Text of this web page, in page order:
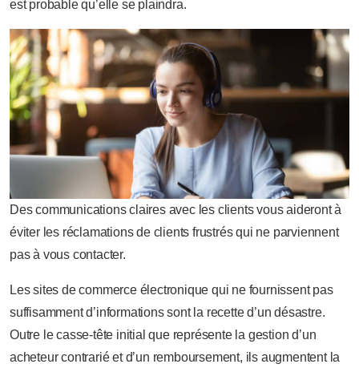
est probable qu’elle se plaindra.
Des communications claires avec les clients vous aideront à
éviter les réclamations de clients frustrés qui ne parviennent
pas à vous contacter.
Les sites de commerce électronique qui ne fournissent pas
suffisamment d’informations sont la recette d’un désastre.
Outre le casse-tête initial que représente la gestion d’un
acheteur contrarié et d’un remboursement, ils augmentent la